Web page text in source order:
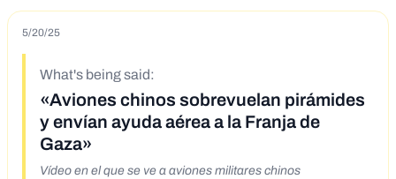
5/20/25
What's being said:
«Aviones chinos sobrevuelan pirámides
y envían ayuda aérea a la Franja de
Gaza»
Vídeo en el que se ve a aviones militares chinos